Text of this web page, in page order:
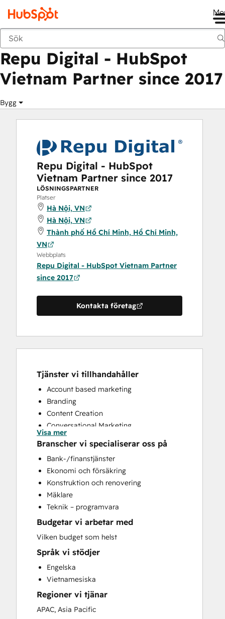
Marknadsplats Repu Digital - HubSpot Vietnam Partner
Repu Digital - HubSpot
Vietnam Partner since 2017
Bygg
Repu Digital - HubSpot
Vietnam Partner since 2017
LÖSNINGSPARTNER
Platser
Hà Nội, VN
Hà Nội, VN
Thành phố Hồ Chí Minh, Hồ Chí Minh,
VN
Webbplats
Repu Digital - HubSpot Vietnam Partner
since 2017
Kontakta företag
Tjänster vi tillhandahåller
Account based marketing
Branding
Content Creation
Conversational Marketing
CRM Implementation
CRM Migration
Custom API Integrations
Customer Marketing
Customer Success Training
Customer Support Training
Customer Survey and Analysis
Email Marketing
Full Inbound Marketing Services
Help Desk Implementation
HubSpot Onboarding
Knowledge Base Development
Paid Advertising
Sales and Marketing Alignment
Sales Coaching and Training
Visa mer
Branscher vi specialiserar oss på
Bank-/finanstjänster
Ekonomi och försäkring
Konstruktion och renovering
Mäklare
Teknik – programvara
Budgetar vi arbetar med
Vilken budget som helst
Språk vi stödjer
Engelska
Vietnamesiska
Regioner vi tjänar
APAC, Asia Pacific